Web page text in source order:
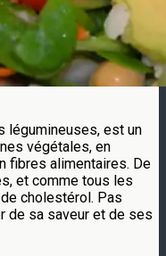
légumineuses, est un
végétales, en
fibres alimentaires. De
et comme tous les
cholestérol. Pas
de sa saveur et de ses